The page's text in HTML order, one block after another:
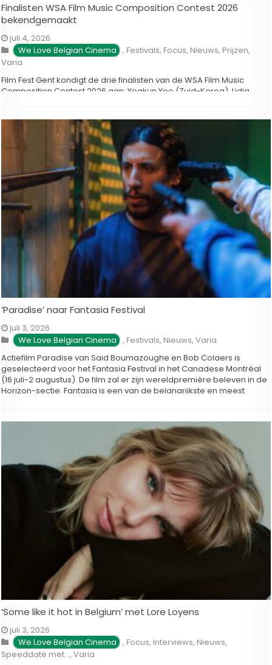
Finalisten WSA Film Music Composition Contest 2026
bekendgemaakt
juli 4, 2026
We Love Belgian Cinema , Festivals, Focus, Nieuws, Prijzen,
Varia
Film Fest Gent kondigt de drie finalisten van de WSA Film Music
Composition Contest 2026 aan: Yeakun Yoo (Zuid-Korea), Lidia
fragment uit de tv-serie Ratched (2020) van Ryan Murphy en Evan
Romansky. De …
‘Paradise’ naar Fantasia Festival
juli 3, 2026
We Love Belgian Cinema , Festivals, Nieuws,Varia
Actiefilm Paradise van Said Boumazoughe en Bob Colaers is
geselecteerd voor het Fantasia Festival in het Canadese Montréal
(16 juli-2 augustus). De film zal er zijn wereldpremière beleven in de
Horizon-sectie. Fantasia is een van de belangrijkste en meest
‘Some like it hot in Belgium’ met Lore Loyens
juli 3, 2026
We Love Belgian Cinema , Focus, Interviews, Nieuws,
Speeddate met...,Varia